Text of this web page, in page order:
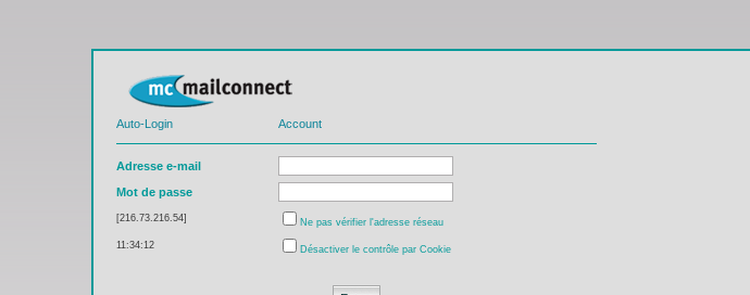
Auto-Login Account
Adresse e-mail
Mot de passe
[216.73.216.54] Ne pas vérifier l'adresse réseau
11:34:12 Désactiver le contrôle par Cookie